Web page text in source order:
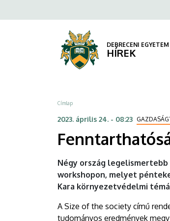
infrastruktúra,
társadalom
EGYETEM
a
DEBRECENI EGYETEM
HÍREK
Morzsa
Címlap
2023. április 24. - 08:23
Négy ország
workshopon, melyet
Kara környezetvédelmi
A Size of the society című
tudományos eredmények